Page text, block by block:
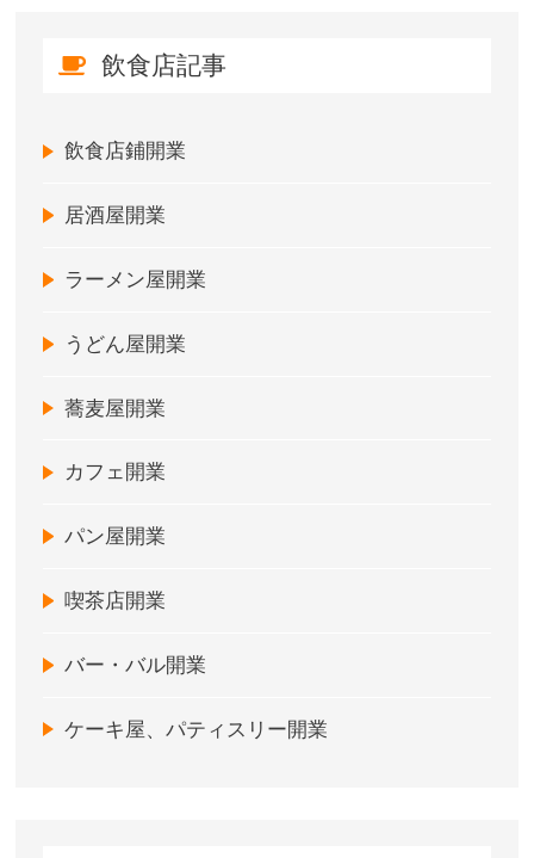
飲食店記事
飲食店鋪開業
居酒屋開業
ラーメン屋開業
うどん屋開業
蕎麦屋開業
カフェ開業
パン屋開業
喫茶店開業
バー・バル開業
ケーキ屋、パティスリー開業